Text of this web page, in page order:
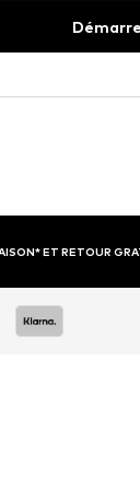
ET RETOUR